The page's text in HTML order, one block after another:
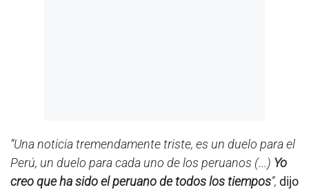
“Una noticia tremendamente triste, es un duelo para el
Perú, un duelo para cada uno de los peruanos (...) Yo
creo que ha sido el peruano de todos los tiempos”, dijo